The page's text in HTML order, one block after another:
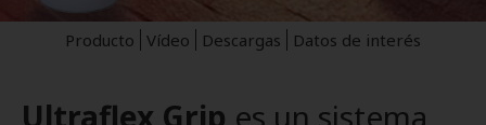
Producto Vídeo Descargas Datos de interés
Ultraflex Grip es un sistema